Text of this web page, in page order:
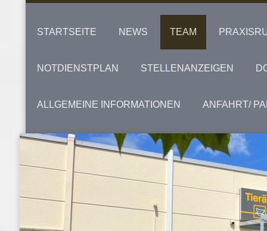
STARTSEITE NEWS TEAM
NOTDIENSTPLAN STELLENANZEIGEN
ALLGEMEINE INFORMATIONEN ANFAHRT/